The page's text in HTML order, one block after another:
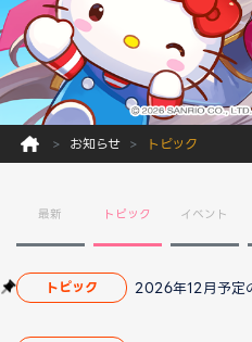
お知らせ トピック
最新 トピック イベント
トピック